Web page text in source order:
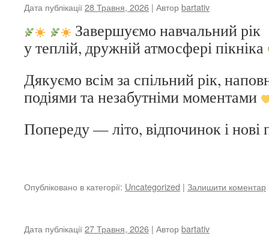
Дата публікації28 Травня, 2026 | Авторbartativ
Завершуємо навчальний рік
у теплій, дружній атмосфері пікніка
Дякуємо всім за спільний рік,
подіями та незабутніми моментами
Попереду — літо, відпочинок і
Опубліковано в категорії: Uncategorized | Залишити коментар
Дата публікації27 Травня, 2026 | Авторbartativ